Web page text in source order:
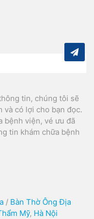
tin, chúng tôi sẽ
và có lợi cho bạn đọc.
bệnh viện, vé ưu đã
tin khám chữa bệnh
/ Bàn Thờ Ông Địa
Mỹ, Hà Nội